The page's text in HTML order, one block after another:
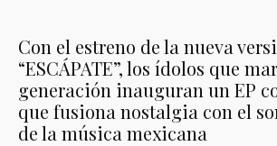
Con el estreno de la nueva
“ESCÁPATE”, los ídolos que
generación inauguran un EP
que fusiona nostalgia con el
de la música mexicana